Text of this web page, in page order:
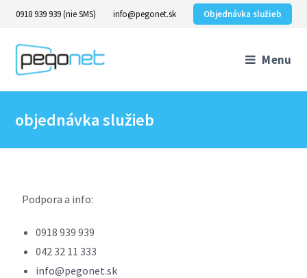
0918 939 939 (nie SMS) info@pegonet.sk Objednávka služieb
Menu
objednávka služieb
Podpora a info:
0918 939 939
042 32 11 333
info@pegonet.sk